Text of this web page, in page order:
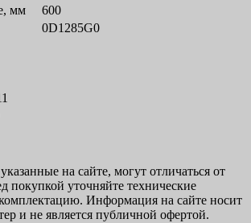
мм
600
0D1285G0
на сайте, могут отличаться от
покупкой уточняйте технические
Информация на сайте носит
и не является публичной офертой.